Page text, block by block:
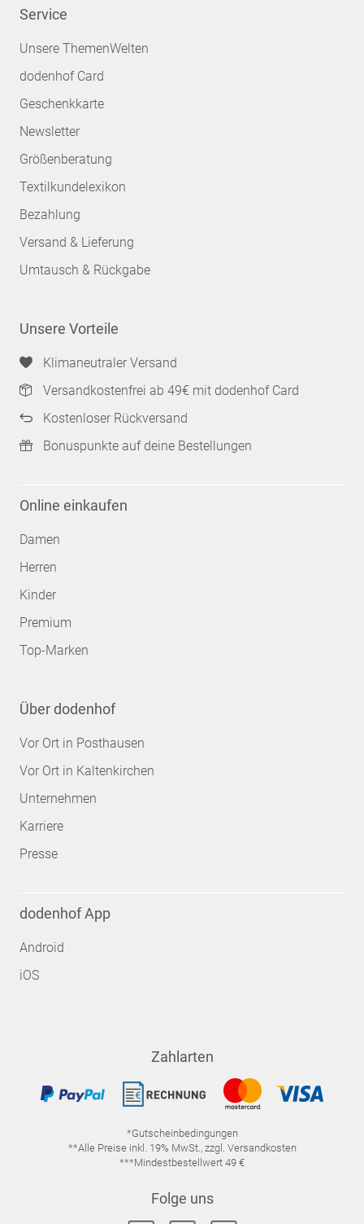
Service
Unsere ThemenWelten
dodenhof Card
Geschenkkarte
Newsletter
Größenberatung
Textilkundelexikon
Bezahlung
Versand & Lieferung
Umtausch & Rückgabe
Unsere Vorteile
Klimaneutraler Versand
Versandkostenfrei ab 49€ mit dodenhof Card
Kostenloser Rückversand
Bonuspunkte auf deine Bestellungen
Online einkaufen
Damen
Herren
Kinder
Premium
Top-Marken
Über dodenhof
Vor Ort in Posthausen
Vor Ort in Kaltenkirchen
Unternehmen
Karriere
Presse
dodenhof App
Android
iOS
Zahlarten
*Gutscheinbedingungen
**Alle Preise inkl. 19% MwSt., zzgl. Versandkosten
***Mindestbestellwert 49 €
Folge uns